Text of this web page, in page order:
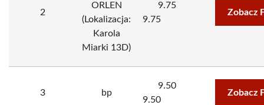
2
ORLEN
(Lokalizacja:
Karola
Miarki 13D)
9.75
9.75
Zobacz
3 bp
9.50
9.50
Zobacz